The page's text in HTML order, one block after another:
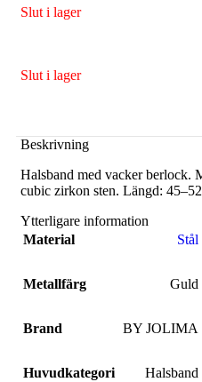
Slut i lager
Slut i lager
Beskrivning
Halsband med vacker berlock.
cubic zirkon sten. Längd:
Ytterligare information
Material
Stål
Metallfärg Guld
Brand BY JOLIMA
Huvudkategori Halsband